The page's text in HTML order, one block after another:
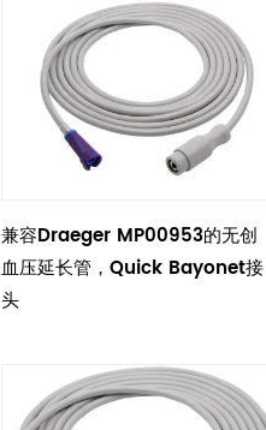
兼容Draeger MP00953的无创
血压延长管，Quick Bayonet接
头